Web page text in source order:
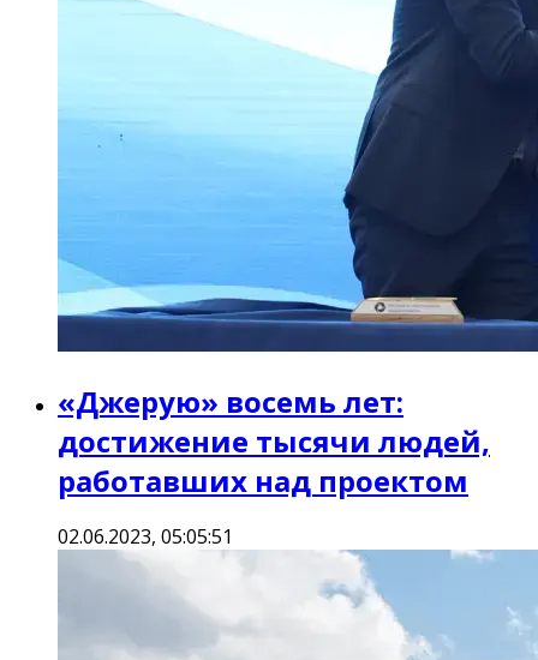
«Джерую» восемь лет:
достижение тысячи людей,
работавших над проектом
02.06.2023, 05:05:51